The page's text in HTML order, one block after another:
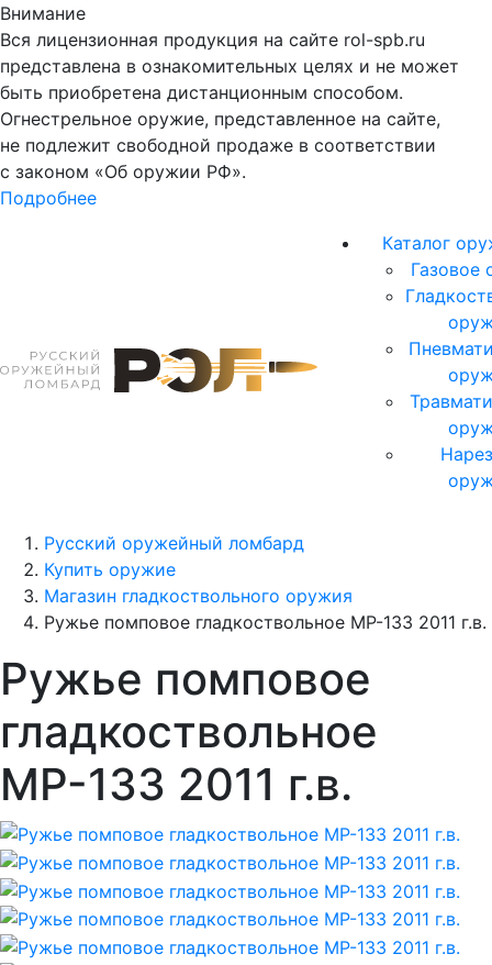
Внимание
Вся лицензионная продукция на сайте rol-spb.ru
представлена в ознакомительных целях и не может
быть приобретена дистанционным способом.
Огнестрельное оружие, представленное на сайте,
не подлежит свободной продаже в соответствии
с законом «Об оружии РФ».
Подробнее
Каталог
Газовое
Русский оружейный ломбард
Купить оружие
Магазин гладкоствольного оружия
Ружье помповое гладкоствольное МР-133 2011 г.в.
Ружье помповое
гладкоствольное
МР-133 2011 г.в.